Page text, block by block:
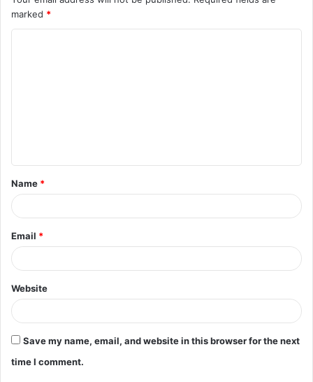
marked *
t
*
Name *
Email *
Website
Save my name, email, and website in this browser for the next
time I comment.